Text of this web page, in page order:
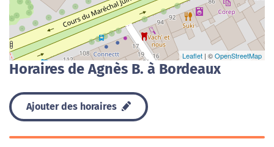
Leaflet | ©OpenStreetMap
Horaires de Agnès B. à Bordeaux
Ajouter des horaires